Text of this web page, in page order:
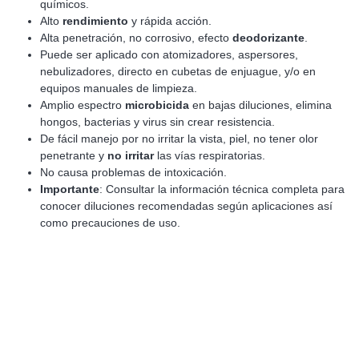
químicos.
Alto rendimiento y rápida acción.
Alta penetración, no corrosivo, efecto deodorizante.
Puede ser aplicado con atomizadores, aspersores,
nebulizadores, directo en cubetas de enjuague, y/o en
equipos manuales de limpieza.
Amplio espectro microbicida en bajas diluciones, elimina
hongos, bacterias y virus sin crear resistencia.
De fácil manejo por no irritar la vista, piel, no tener olor
penetrante y no irritarlas vías respiratorias.
No causa problemas de intoxicación.
Importante: Consultar la información técnica completa para
conocer diluciones recomendadas según aplicaciones así
como precauciones de uso.